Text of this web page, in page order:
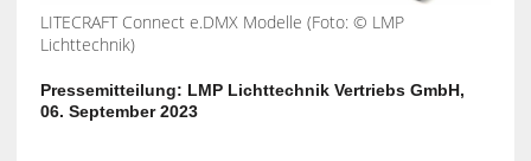
LITECRAFT Connect e.DMX Modelle (Foto: © LMP
Lichttechnik)
Pressemitteilung: LMP Lichttechnik Vertriebs GmbH,
06. September 2023